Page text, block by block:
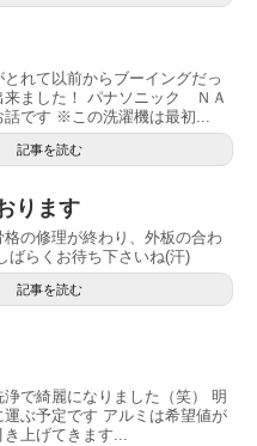
れて以前からブーイングだっ
来ました！ パナソニック ＮＡ
話です ※この洗濯機は最初...
記事を読む
ります
の修理が終わり、外板の合わ
ばらくお待ち下さいね(汗)
記事を読む
で綺麗になりました（笑） 明
運ぶ予定です アルミは希望値が
上げてきます...